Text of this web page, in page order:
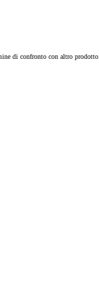
di confronto con altro prodotto.